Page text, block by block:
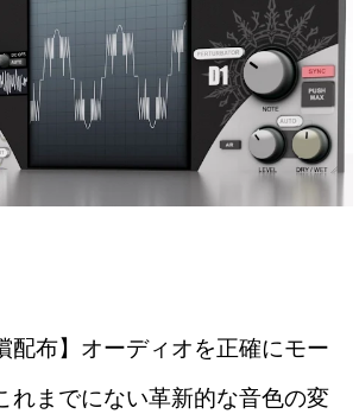
配布】オーディオを正確にモー
れまでにない革新的な音色の変